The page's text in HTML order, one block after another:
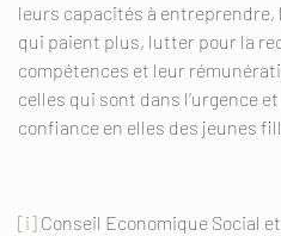
leurs capacités à
qui paient plus, lutter pour la
compétences et leur
celles qui sont dans l’urgence
confiance en elles des jeunes
[i] Conseil Economique Social